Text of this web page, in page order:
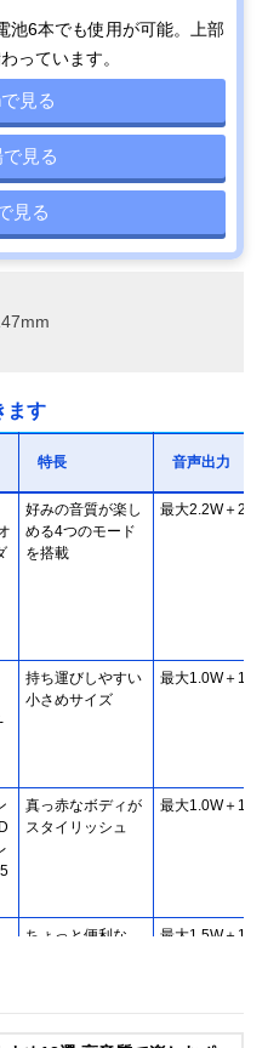
池6本でも使用が可能。上部
っています。
見る
見る
見る
ます
特長 音声出力
好みの音質が楽し
める4つのモード
を搭載
最大2.2W＋
持ち運びしやすい
小さめサイズ
最大1.0W＋
真っ赤なボディが
スタイリッシュ
最大1.0W＋
ちょっと便利な
最大1.5W＋